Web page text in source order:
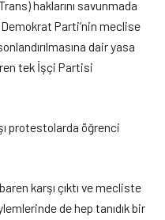
haklarını savunmada
Parti’nin meclise
dair yasa
tek İşçi Partisi
protestolarda öğrenci
karşı çıktı ve mecliste
de hep tanıdık bir